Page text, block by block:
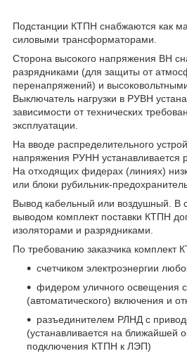
Подстанции КТПН снабжаются как
силовыми трансформаторами.
Сторона высокого напряжения ВН
разрядниками (для защиты от
перенапряжений) и
Выключатель нагрузки в РУВН
зависимости от технических
эксплуатации.
На вводе распределительного
напряжения РУНН устанавливается
На отходящих фидерах (линиях)
или блоки рубильник-
Вывод кабельный или воздушный. В
выводом комплект поставки КТПН
изоляторами и разрядниками.
По требованию заказчика комплект
счетчиком электроэнергии
фидером уличного освещения с
(автоматического) включения и
разъединителем РЛНД с
(устанавливается на ближайшей
подключения КТПН к ЛЭП)